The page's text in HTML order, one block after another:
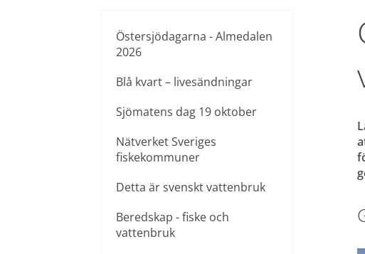
Östersjödagarna - Almedalen
2026
Blå kvart – livesändningar
Sjömatens dag 19 oktober
Nätverket Sveriges
fiskekommuner
Detta är svenskt vattenbruk
Beredskap - fiske och
vattenbruk